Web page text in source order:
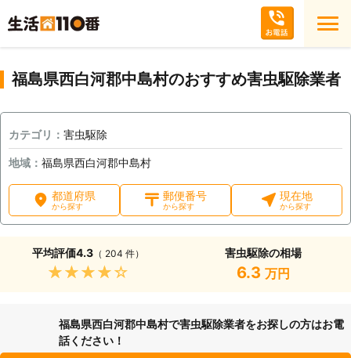
福島県西白河郡中島村のおすすめ害虫駆除業者
カテゴリ： 害虫駆除
地域： 福島県西白河郡中島村
都道府県
から探す
郵便番号
から探す
現在地
から探す
平均評価4.3（ 204 件）
★★★★★
害虫駆除の相場
6.3 万円
福島県西白河郡中島村で害虫駆除業者をお探しの方はお電
話ください！